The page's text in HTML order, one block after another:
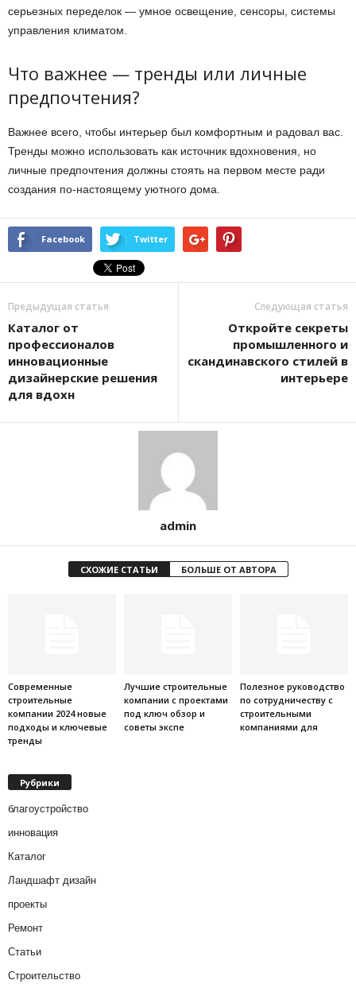
серьезных переделок — умное освещение, сенсоры, системы
управления климатом.
Что важнее — тренды или личные
предпочтения?
Важнее всего, чтобы интерьер был комфортным и радовал вас.
Тренды можно использовать как источник вдохновения, но
личные предпочтения должны стоять на первом месте ради
создания по-настоящему уютного дома.
Facebook Twitter
Предыдущая статья
Каталог от
профессионалов
инновационные
дизайнерские решения
для вдохн
Следующая статья
Откройте секреты
промышленного и
скандинавского стилей в
интерьере
admin
СХОЖИЕ СТАТЬИ БОЛЬШЕ ОТ АВТОРА
Современные
строительные
компании 2024 новые
подходы и ключевые
тренды
Лучшие строительные
компании с проектами
под ключ обзор и
советы экспе
Полезное руководство
по сотрудничеству с
строительными
компаниями для
Рубрики
благоустройство
инновация
Каталог
Ландшафт дизайн
проекты
Ремонт
Статьи
Строительство